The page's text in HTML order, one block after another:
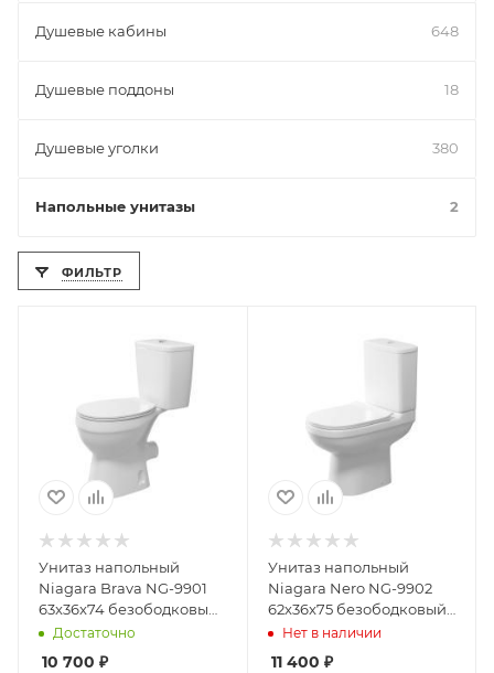
Душевые кабины 648
Душевые поддоны 18
Душевые уголки 380
Напольные унитазы 2
ФИЛЬТР
Унитаз напольный
Niagara Brava NG-9901
63x36x74 безободковый
с тонкой крышкой
Достаточно
10 700 ₽
Унитаз напольный
Niagara Nero NG-9902
62x36x75 безободковый
с толстой крышкой
Нет в наличии
11 400 ₽